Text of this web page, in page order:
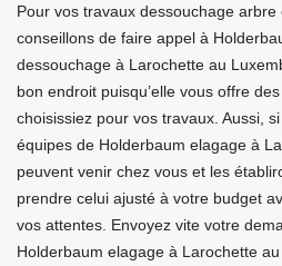
Pour vos travaux dessouchage
conseillons de faire appel à
dessouchage à Larochette au
bon endroit puisqu’elle vous offre
choisissiez pour vos travaux. Aussi,
équipes de Holderbaum elagage à
peuvent venir chez vous et les
prendre celui ajusté à votre budget
vos attentes. Envoyez vite votre
Holderbaum elagage à Larochette